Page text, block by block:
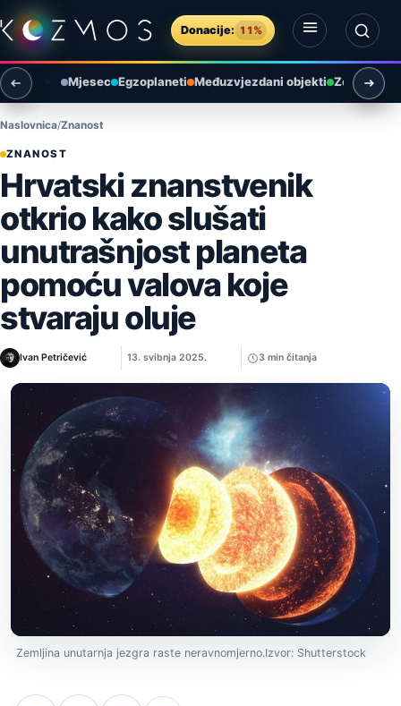
Preskoči na sadržaj
Donacije: 11%
Otvori izbornik
Otvori pretragu
Mjesec Egzoplaneti Međuzvjezdani objekti Zemlja i
Naslovnica Znanost
ZNANOST
Hrvatski znanstvenik
otkrio kako slušati
unutrašnjost planeta
pomoću valova koje
stvaraju oluje
Ivan Petričević 13. svibnja 2025. 3 min čitanja
Zemljina unutarnja jezgra raste neravnomjerno.Izvor: Shutterstock